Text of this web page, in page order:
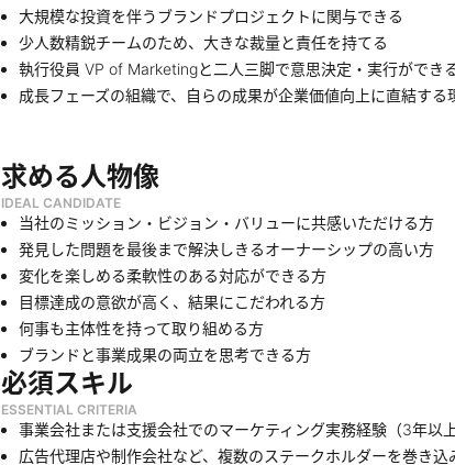
大規模な投資を伴うブランドプロジェクトに関与できる
少人数精鋭チームのため、大きな裁量と責任を持てる
執行役員 VP of Marketingと二人三脚で意思決定・実行ができ
成長フェーズの組織で、自らの成果が企業価値向上に直結する
求める人物像
IDEAL CANDIDATE
当社のミッション・ビジョン・バリューに共感いただける方
発見した問題を最後まで解決しきるオーナーシップの高い方
変化を楽しめる柔軟性のある対応ができる方
目標達成の意欲が高く、結果にこだわれる方
何事も主体性を持って取り組める方
ブランドと事業成果の両立を思考できる方
必須スキル
ESSENTIAL CRITERIA
事業会社または支援会社でのマーケティング実務経験（3年以上
広告代理店や制作会社など、複数のステークホルダーを巻き